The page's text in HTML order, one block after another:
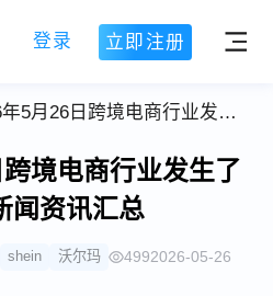
登录 立即注册
2026年5月26日跨境电商行业发生了哪些事？跨境圈新闻资讯汇总
境电商行业发生了
闻资讯汇总
shein 沃尔玛 4992026-05-26